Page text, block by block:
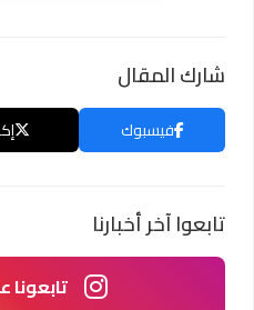
شارك المقال
فيسبوك
تابعوا آخر أخبارنا
تابعونا